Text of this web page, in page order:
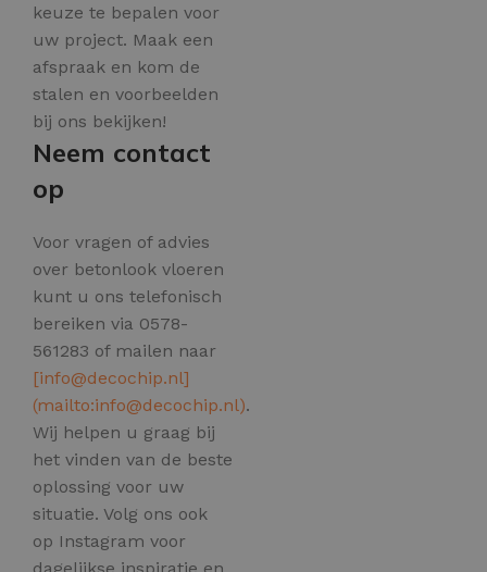
keuze te bepalen voor
uw project. Maak een
afspraak en kom de
stalen en voorbeelden
bij ons bekijken!
Neem contact
op
Voor vragen of advies
over betonlook vloeren
kunt u ons telefonisch
bereiken via 0578-
561283 of mailen naar
[info@decochip.nl]
(mailto:info@decochip.nl).
Wij helpen u graag bij
het vinden van de beste
oplossing voor uw
situatie. Volg ons ook
op Instagram voor